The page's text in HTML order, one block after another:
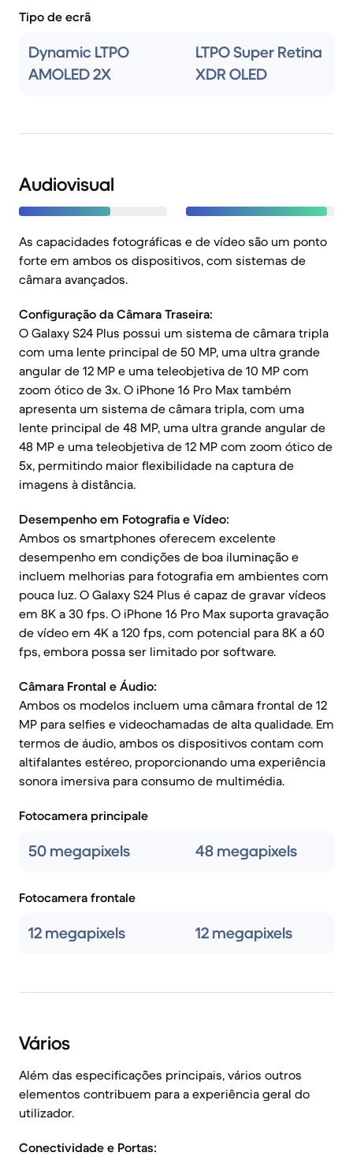
Tipo de ecrã
Dynamic LTPO
AMOLED 2X
LTPO Super Retina
XDR OLED
Audiovisual
As capacidades fotográficas e de vídeo são um ponto
forte em ambos os dispositivos, com sistemas de
câmara avançados.
Configuração da Câmara Traseira:
O Galaxy S24 Plus possui um sistema de câmara tripla
com uma lente principal de 50 MP, uma ultra grande
angular de 12 MP e uma teleobjetiva de 10 MP com
zoom ótico de 3x. O iPhone 16 Pro Max também
apresenta um sistema de câmara tripla, com uma
lente principal de 48 MP, uma ultra grande angular de
48 MP e uma teleobjetiva de 12 MP com zoom ótico de
5x, permitindo maior flexibilidade na captura de
imagens à distância.
Desempenho em Fotografia e Vídeo:
Ambos os smartphones oferecem excelente
desempenho em condições de boa iluminação e
incluem melhorias para fotografia em ambientes com
pouca luz. O Galaxy S24 Plus é capaz de gravar vídeos
em 8K a 30 fps. O iPhone 16 Pro Max suporta gravação
de vídeo em 4K a 120 fps, com potencial para 8K a 60
fps, embora possa ser limitado por software.
Câmara Frontal e Áudio:
Ambos os modelos incluem uma câmara frontal de 12
MP para selfies e videochamadas de alta qualidade. Em
termos de áudio, ambos os dispositivos contam com
altifalantes estéreo, proporcionando uma experiência
sonora imersiva para consumo de multimédia.
Fotocamera principale
50 megapixels 48 megapixels
Fotocamera frontale
12 megapixels 12 megapixels
Vários
Além das especificações principais, vários outros
elementos contribuem para a experiência geral do
utilizador.
Conectividade e Portas: